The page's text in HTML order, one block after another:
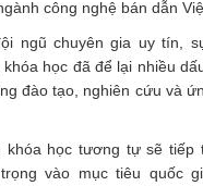
công nghệ bán dẫn
ngũ chuyên gia uy tín,
học đã để lại nhiều
đào tạo, nghiên cứu và
khóa học tương tự sẽ tiếp
vào mục tiêu quốc